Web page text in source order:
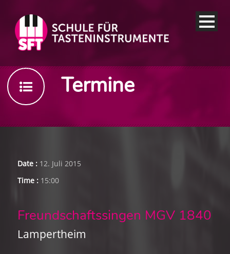
Termine
Date : 12. Juli 2015
Time : 15:00
Freundschaftssingen MGV 1840
Lampertheim